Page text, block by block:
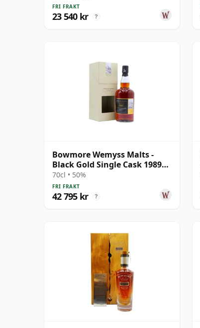
FRI FRAKT
23 540 kr ?
Bowmore Wemyss Malts -
Black Gold Single Cask 1989
30 år gammal
70cl • 50%
FRI FRAKT
42 795 kr ?